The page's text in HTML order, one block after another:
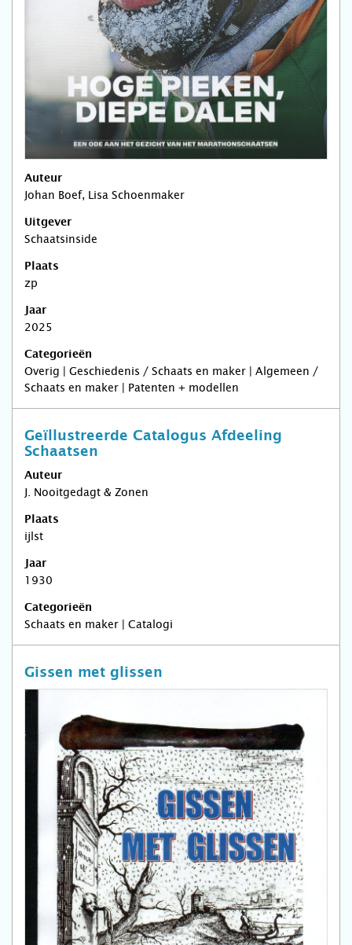
Auteur
Johan Boef, Lisa Schoenmaker
Uitgever
Schaatsinside
Plaats
zp
Jaar
2025
Categorieën
Overig | Geschiedenis / Schaats en maker | Algemeen /
Schaats en maker | Patenten + modellen
Geïllustreerde Catalogus Afdeeling
Schaatsen
Auteur
J. Nooitgedagt & Zonen
Plaats
ijlst
Jaar
1930
Categorieën
Schaats en maker | Catalogi
Gissen met glissen